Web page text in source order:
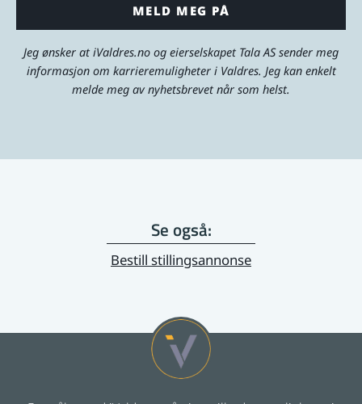
Ledig 100% fast stilling som barne- og
ungdomsarbeider/ fagarbeider
SØR-AURDAL Søknadsfrist: 14.08.2026
Er du serviceinnstilt og glad i mennesker?
Coop Prix Heggenes søker ny kollega
Stasjonsmedarbeider
Søknadsfrist: snarest
Jeg ønsker at iValdres.no og eierselskapet Tala AS sender meg
informasjon om karrieremuligheter i Valdres. Jeg kan enkelt
melde meg av nyhetsbrevet når som helst.
Se også:
Bestill stillingsannonse